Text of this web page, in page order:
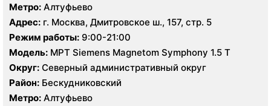
Метро: Алтуфьево
Адрес: г. Москва, Дмитровское ш., 157, стр. 5
Режим работы: 9:00-21:00
Модель:
МРТ Siemens Magnetom Symphony 1.5 Т
Округ: Северный административный округ
Район: Бескудниковский
Метро: Алтуфьево